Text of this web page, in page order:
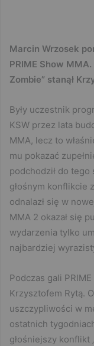
Marcin Wrzosek
PRIME Show
Zombie” stanął
Były uczestnik
KSW przez lata
MMA, lecz to
mu pokazać
podchodził do
głośnym konflikcie
odnalazł się w
MMA 2 okazał się
wydarzenia tylko
najbardziej
Podczas gali
Krzysztofem Rytą.
uszczypliwości w
ostatnich
głośniejszy konflikt